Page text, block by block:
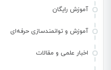
آموزش رایگان
آموزش و توانمندسازی حرفه‌ای
اخبار علمی و مقالات